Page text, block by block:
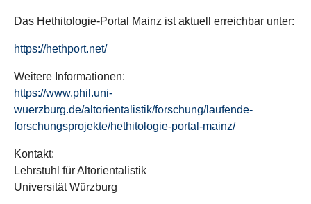
Das Hethitologie-Portal Mainz ist aktuell erreichbar unter:
https://hethport.net/
Weitere Informationen:
https://www.phil.uni-
wuerzburg.de/altorientalistik/forschung/laufende-
forschungsprojekte/hethitologie-portal-mainz/
Kontakt:
Lehrstuhl für Altorientalistik
Universität Würzburg